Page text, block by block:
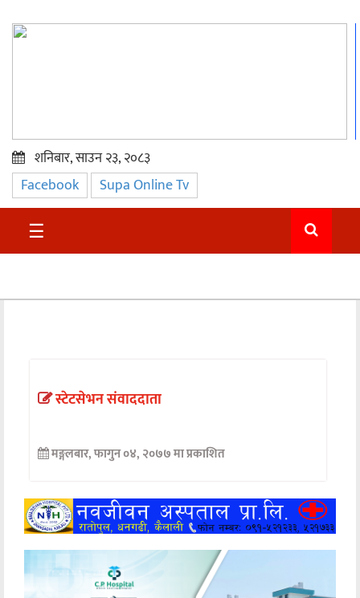
प्रमुख
समाचार
सुदुर
अन्तर्वार्ता
खेलकुद
अन्य
शनिबार, साउन २३, २०८३
Facebook Supa Online Tv
☰
स्टेटसेभन संवाददाता
मङ्गलबार, फागुन ०४, २०७७ मा प्रकाशित